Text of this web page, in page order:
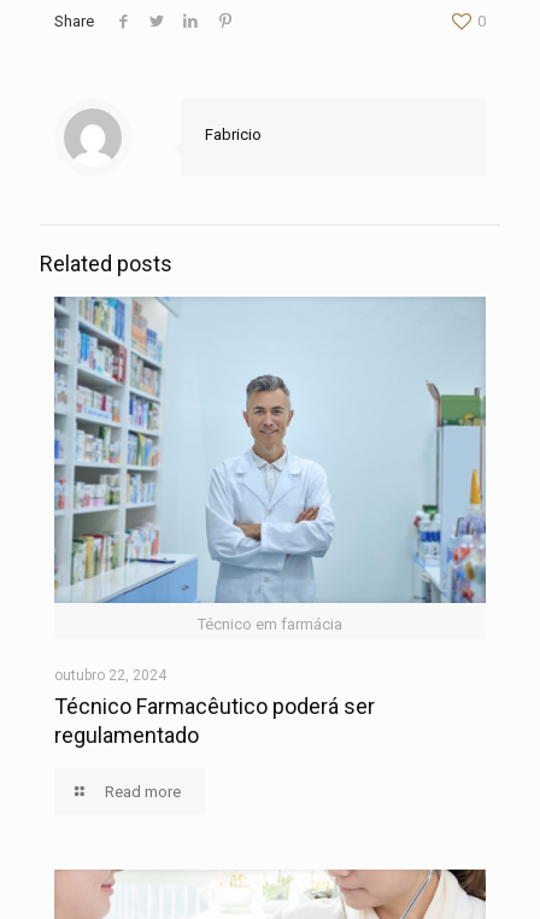
Share 0
Fabricio
Related posts
Técnico em farmácia
outubro 22, 2024
Técnico Farmacêutico poderá ser
regulamentado
Read more